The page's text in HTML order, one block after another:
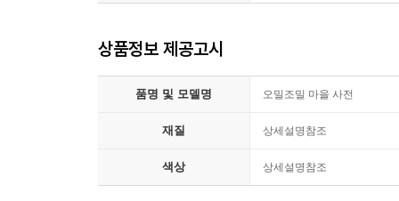
상품정보 제공고시
품명 및 모델명 오밀조밀 마을 사전
재질 상세설명참조
색상 상세설명참조